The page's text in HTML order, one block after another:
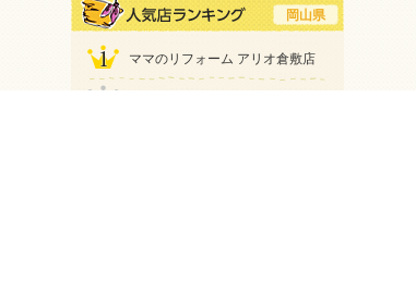
岡山県
ママのリフォーム アリオ倉敷店